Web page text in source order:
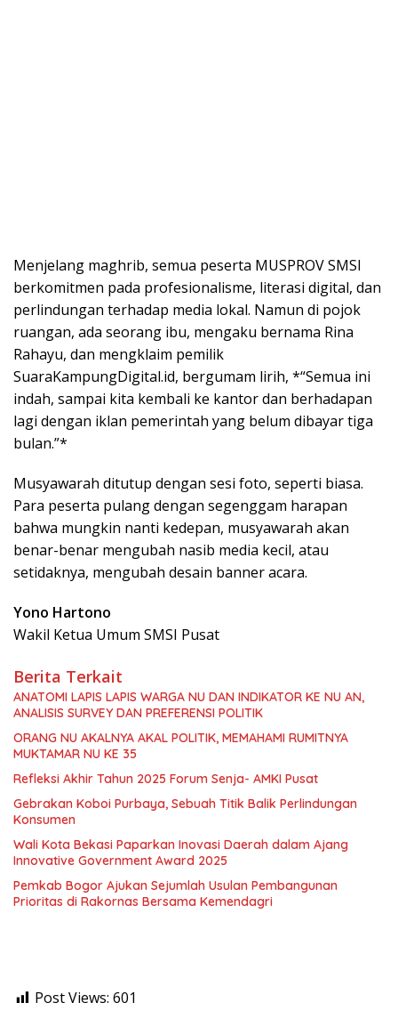
Menjelang maghrib, semua peserta MUSPROV SMSI
berkomitmen pada profesionalisme, literasi digital, dan
perlindungan terhadap media lokal. Namun di pojok
ruangan, ada seorang ibu, mengaku bernama Rina
Rahayu, dan mengklaim pemilik
SuaraKampungDigital.id, bergumam lirih, *“Semua ini
indah, sampai kita kembali ke kantor dan berhadapan
lagi dengan iklan pemerintah yang belum dibayar tiga
bulan.”*
Musyawarah ditutup dengan sesi foto, seperti biasa.
Para peserta pulang dengan segenggam harapan
bahwa mungkin nanti kedepan, musyawarah akan
benar-benar mengubah nasib media kecil, atau
setidaknya, mengubah desain banner acara.
Yono Hartono
Wakil Ketua Umum SMSI Pusat
Berita Terkait
ANATOMI LAPIS LAPIS WARGA NU DAN INDIKATOR KE NU AN,
ANALISIS SURVEY DAN PREFERENSI POLITIK
ORANG NU AKALNYA AKAL POLITIK, MEMAHAMI RUMITNYA
MUKTAMAR NU KE 35
Refleksi Akhir Tahun 2025 Forum Senja- AMKI Pusat
Gebrakan Koboi Purbaya, Sebuah Titik Balik Perlindungan
Konsumen
Wali Kota Bekasi Paparkan Inovasi Daerah dalam Ajang
Innovative Government Award 2025
Pemkab Bogor Ajukan Sejumlah Usulan Pembangunan
Prioritas di Rakornas Bersama Kemendagri
Post Views: 601